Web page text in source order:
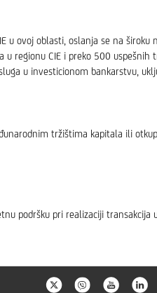
u ovoj oblasti, oslanja se na
regionu CIE i preko 500
u investicionom bankarstvu,
tržištima kapitala ili
podršku pri realizaciji